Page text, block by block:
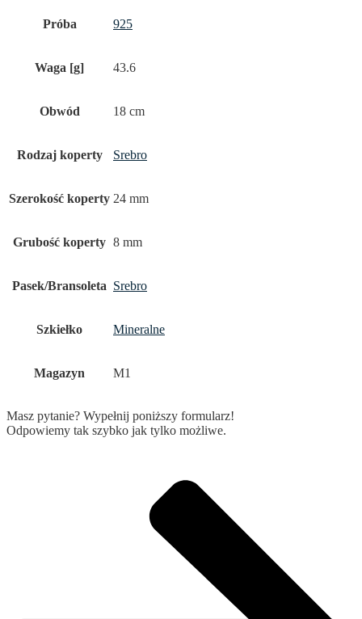
Próba 925
Waga [g] 43.6
Obwód 18 cm
Rodzaj koperty Srebro
Szerokość koperty 24 mm
Grubość koperty 8 mm
Pasek/Bransoleta Srebro
Szkiełko Mineralne
Magazyn M1
Masz pytanie? Wypełnij poniższy formularz!
Odpowiemy tak szybko jak tylko możliwe.